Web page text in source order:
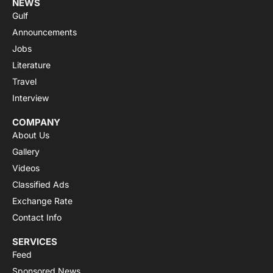
NEWS
Gulf
Announcements
Jobs
Literature
Travel
Interview
COMPANY
About Us
Gallery
Videos
Classified Ads
Exchange Rate
Contact Info
SERVICES
Feed